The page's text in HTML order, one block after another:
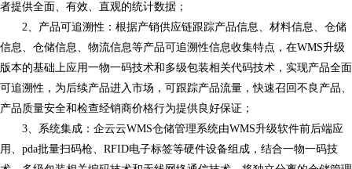
者提供全面、有效、直观的统计数据；
2、产品可追溯性：根据产销供应链跟踪产品信息、材料信息、仓储
信息、仓储信息、物流信息等产品可追溯性信息收集特点，在WMS升级
版本的基础上应用一物一码技术和多级包装相关代码技术，实现产品全面
可追溯性，为后续产品进入市场，可跟踪产品流量，快速召回不良产品、
产品质量安全和检查经销商价格行为提供良好保证；
3、系统集成 ： 企云云WMS仓储管理系统由WMS升级软件前后端应
用、pda批量扫码枪、RFID电子标签等硬件设备组成，结合一物一码技